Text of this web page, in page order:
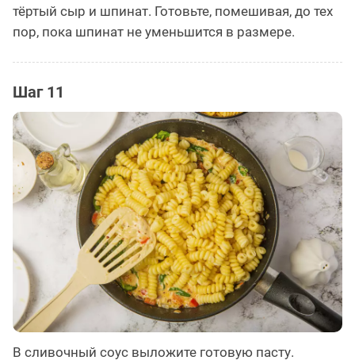
тёртый сыр и шпинат. Готовьте, помешивая, до тех
пор, пока шпинат не уменьшится в размере.
Шаг 11
В сливочный соус выложите готовую пасту.